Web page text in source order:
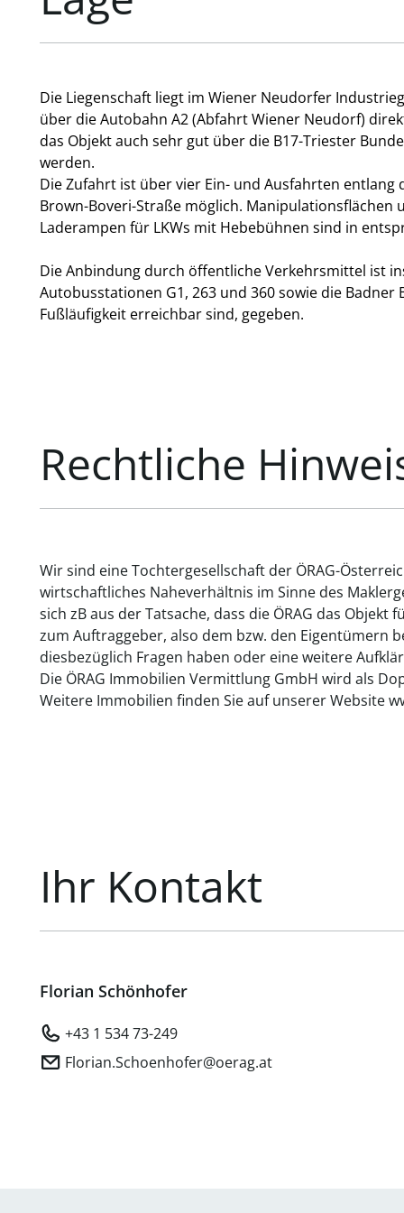
Die Liegenschaft liegt im Wiener Neudorfer
über die Autobahn A2 (Abfahrt Wiener Neudorf)
das Objekt auch sehr gut über die B17-Triester
werden.
Die Zufahrt ist über vier Ein- und Ausfahrten entlang
Brown-Boveri-Straße möglich. Manipulationsflächen
Laderampen für LKWs mit Hebebühnen sind in
Die Anbindung durch öffentliche Verkehrsmittel ist
Autobusstationen G1, 263 und 360 sowie die Badner
Fußläufigkeit erreichbar sind, gegeben.
Rechtliche
Wir sind eine Tochtergesellschaft der ÖRAG-
wirtschaftliches Naheverhältnis im Sinne des
sich zB aus der Tatsache, dass die ÖRAG das
zum Auftraggeber, also dem bzw. den Eigentümern
diesbezüglich Fragen haben oder eine weitere
Die ÖRAG Immobilien Vermittlung GmbH wird als
Weitere Immobilien finden Sie auf unserer Website
Ihr Kontakt
Florian Schönhofer
+43 1 534 73-249
Florian.Schoenhofer@oerag.at